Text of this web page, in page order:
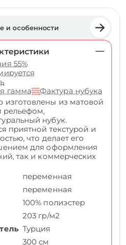
и особенности
55%
гамма
Фактура нубука
из матовой
рельефом,
нубук.
приятной текстурой и
что делает его
для оформления
так и коммерческих
переменная
переменная
100% полиэстер
203 гр/м2
Турция
300 см